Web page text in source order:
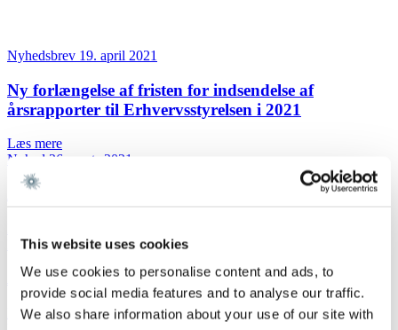
This website uses cookies
We use cookies to personalise content and ads, to
provide social media features and to analyse our traffic.
We also share information about your use of our site with
Nyhedsbrev 19. april 2021
Ny forlængelse af fristen for indsendelse af
årsrapporter til Erhvervsstyrelsen i 2021
Læs mere
Nyhed 26. marts 2021
Ændrede rekonstruktionsregler vedtaget
Nyhedsbrev26. marts 2021
Ændrede rekonstruktionsregler vedtaget
Læs mere